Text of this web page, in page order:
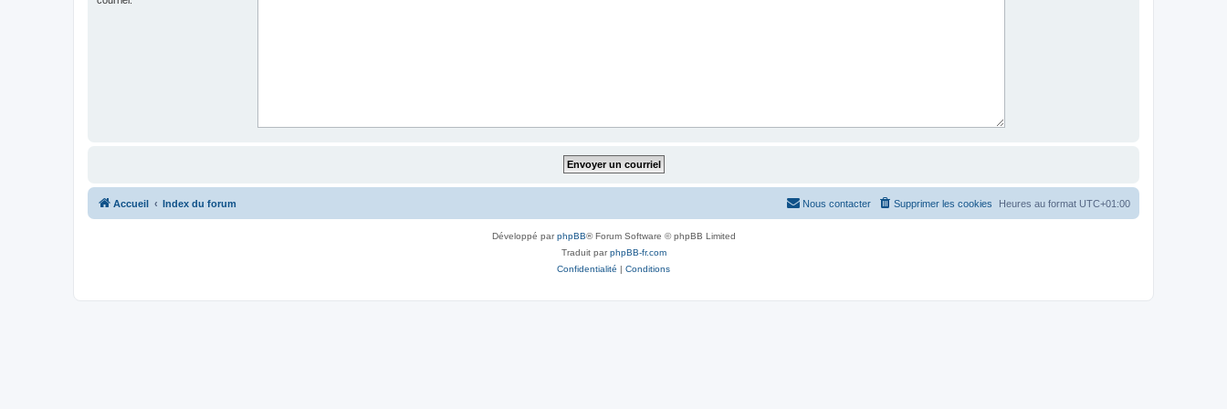
Accueil Index du forum Heures au format UTC+01:00
Supprimer les cookies
Nous contacter
Développé parphpBB® Forum Software © phpBB Limited
Traduit parphpBB-fr.com
Confidentialité | Conditions